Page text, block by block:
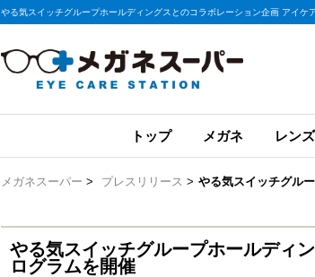
やる気スイッチグループホールディングスとのコラボレーション企画 アイ
トップ メガネ レンズ
メガネスーパー > プレスリリース > やる気スイッチグル
やる気スイッチグループホールディ
ログラムを開催